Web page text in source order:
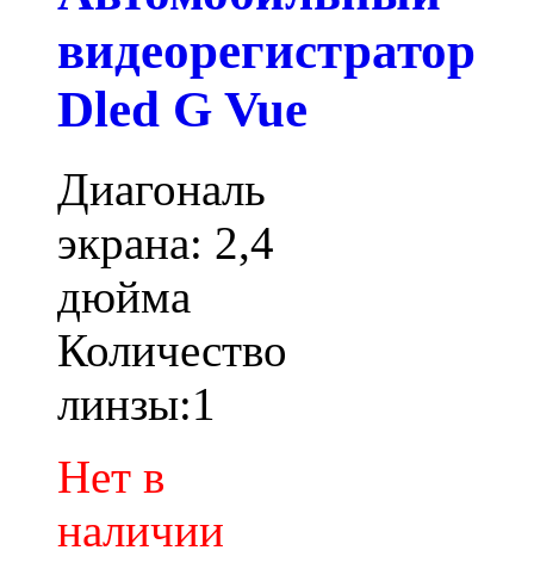
видеорегистратор
Dled G Vue
Диагональ
экрана: 2,4
дюйма
Количество
линзы:1
Нет в
наличии